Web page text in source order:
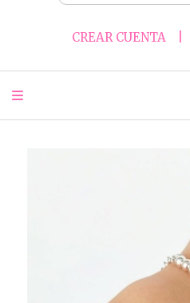
CREAR CUENTA